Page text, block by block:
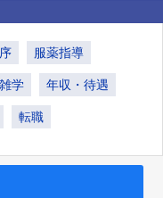
服薬指導
学 年収・待遇
転職